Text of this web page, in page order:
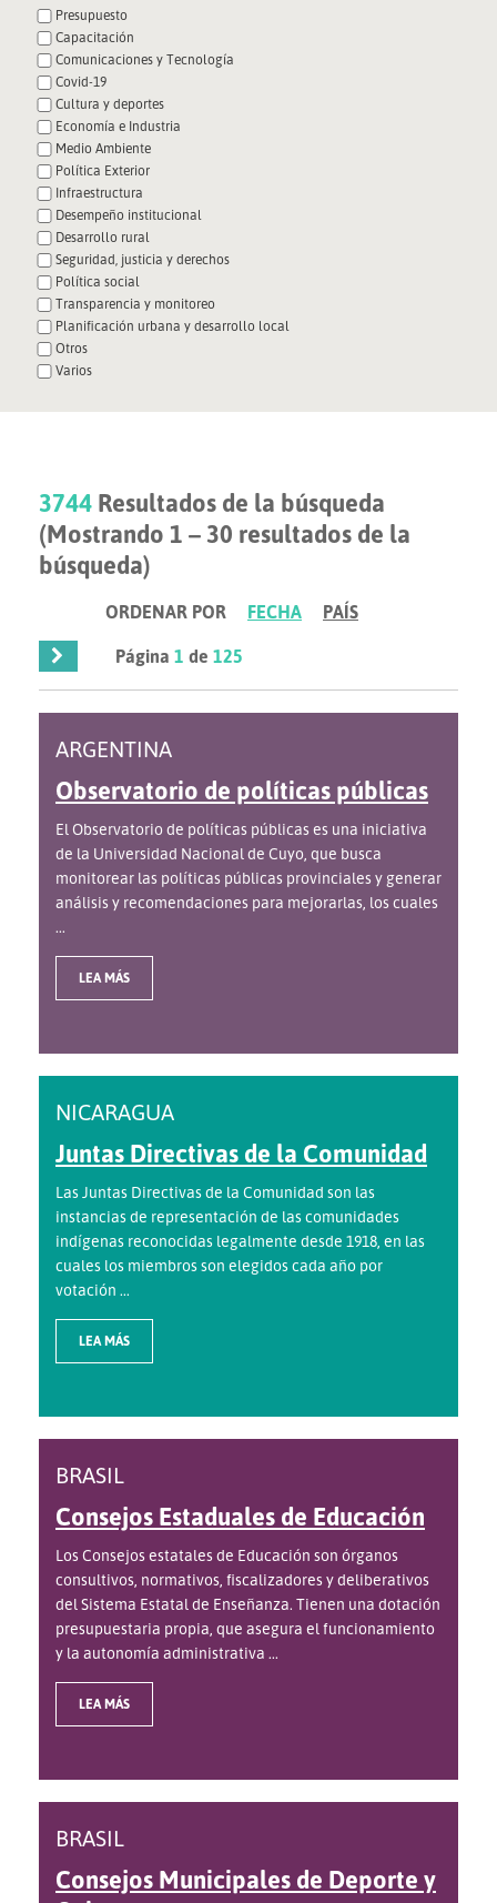
Presupuesto
Capacitación
Comunicaciones y Tecnología
Covid-19
Cultura y deportes
Economía e Industria
Medio Ambiente
Política Exterior
Infraestructura
Desempeño institucional
Desarrollo rural
Seguridad, justicia y derechos
Política social
Transparencia y monitoreo
Planificación urbana y desarrollo local
Otros
Varios
3744 Resultados de la búsqueda
(Mostrando 1 – 30 resultados de la
búsqueda)
ORDENAR POR FECHA
PAÍS
Página1 de125
ARGENTINA
Observatorio de políticas públicas
El Observatorio de políticas públicas es una iniciativa
de la Universidad Nacional de Cuyo, que busca
monitorear las políticas públicas provinciales y generar
análisis y recomendaciones para mejorarlas, los cuales
...
LEA MÁS
NICARAGUA
Juntas Directivas de la Comunidad
Las Juntas Directivas de la Comunidad son las
instancias de representación de las comunidades
indígenas reconocidas legalmente desde 1918, en las
cuales los miembros son elegidos cada año por
votación ...
LEA MÁS
BRASIL
Consejos Estaduales de Educación
Los Consejos estatales de Educación son órganos
consultivos, normativos, fiscalizadores y deliberativos
del Sistema Estatal de Enseñanza. Tienen una dotación
presupuestaria propia, que asegura el funcionamiento
y la autonomía administrativa ...
LEA MÁS
BRASIL
Consejos Municipales de Deporte y